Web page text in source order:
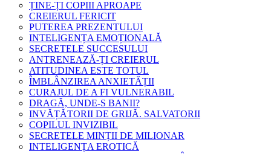
ȚINE-ȚI COPIII APROAPE
CREIERUL FERICIT
PUTEREA PREZENTULUI
INTELIGENȚA EMOȚIONALĂ
SECRETELE SUCCESULUI
ANTRENEAZĂ-ȚI CREIERUL
ATITUDINEA ESTE TOTUL
ÎMBLÂNZIREA ANXIETĂȚII
CURAJUL DE A FI VULNERABIL
DRAGĂ, UNDE-S BANII?
INVĂȚĂTORII DE GRIJĂ. SALVATORII
COPILUL INVIZIBIL
SECRETELE MINȚII DE MILIONAR
INTELIGENȚA EROTICĂ